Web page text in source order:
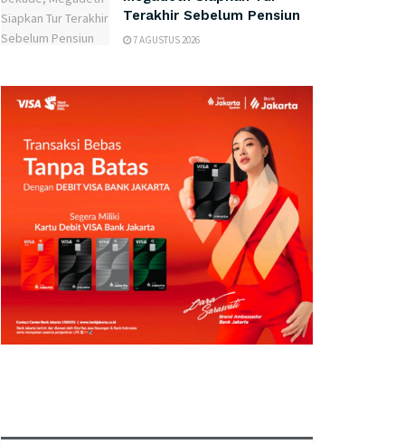
Terakhir Sebelum Pensiun
7 AGUSTUS 2026